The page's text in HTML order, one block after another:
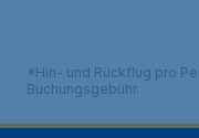
*Hin- und Rückflug pro
Buchungsgebühr.